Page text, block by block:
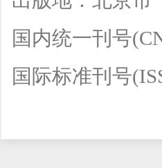
国内统一刊号
国际标准刊号